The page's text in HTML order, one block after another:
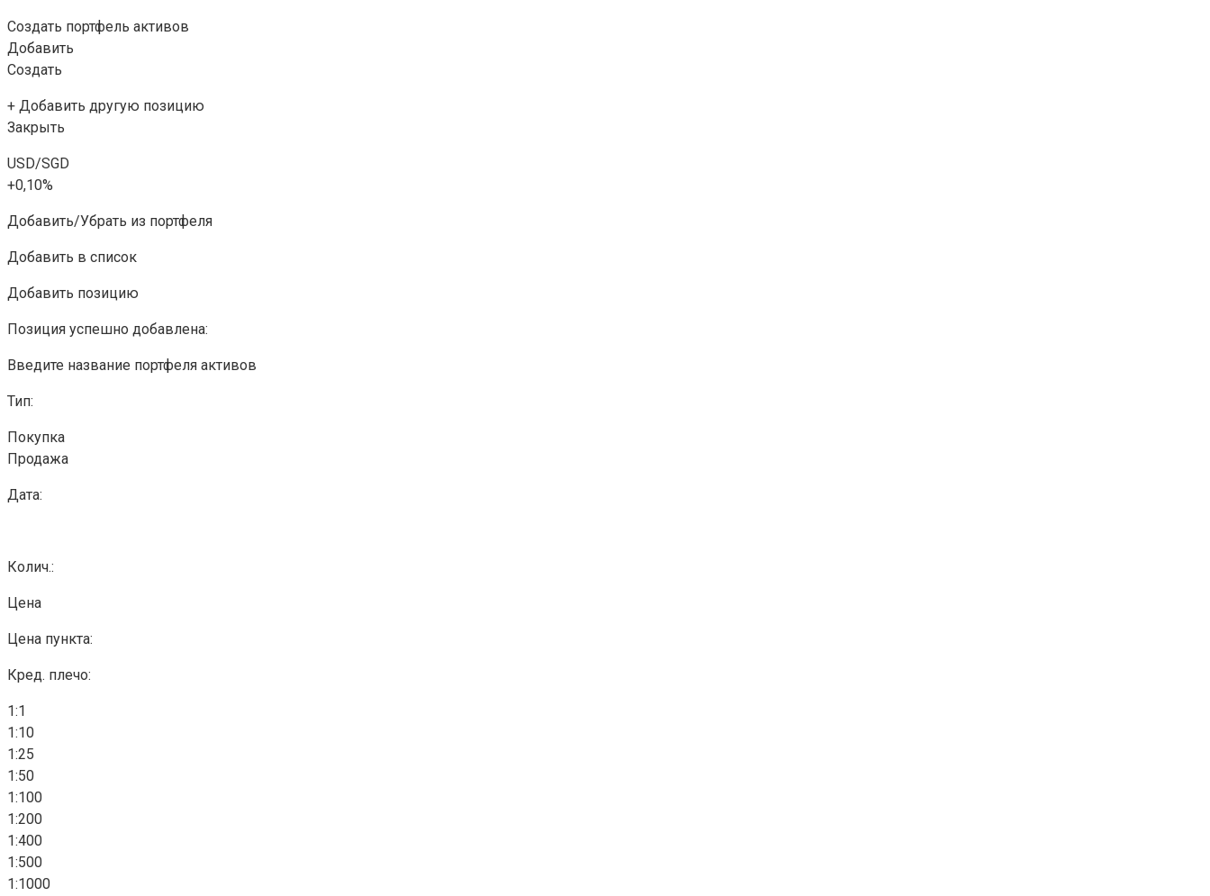
Создать портфель активов
Добавить
Создать
+ Добавить другую позицию
Закрыть
USD/SGD
+0,10%
Добавить/Убрать из портфеля
Добавить в список
Добавить позицию
Позиция успешно добавлена:
Введите название портфеля активов
Тип:
Покупка
Продажа
Дата:
Колич.:
Цена
Цена пункта:
Кред. плечо:
1:1
1:10
1:25
1:50
1:100
1:200
1:400
1:500
1:1000